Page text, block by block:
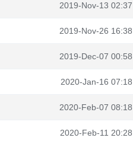
2019-Nov-13 02:37
2019-Nov-26 16:38
2019-Dec-07 00:58
2020-Jan-16 07:18
2020-Feb-07 08:18
2020-Feb-11 20:28